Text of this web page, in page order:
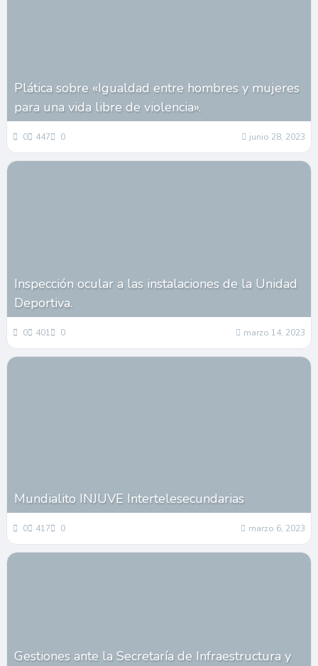
Plática sobre «Igualdad entre hombres y mujeres
para una vida libre de violencia».
0 447 0 junio 28, 2023
Inspección ocular a las instalaciones de la Unidad
Deportiva.
0 401 0 marzo 14, 2023
Mundialito INJUVE Intertelesecundarias
0 417 0 marzo 6, 2023
Gestiones ante la Secretaría de Infraestructura y